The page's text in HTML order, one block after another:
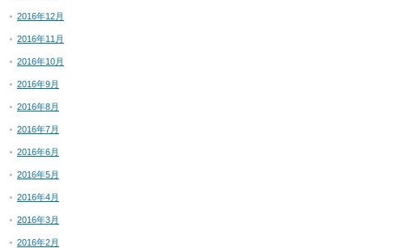
2016年12月
2016年11月
2016年10月
2016年9月
2016年8月
2016年7月
2016年6月
2016年5月
2016年4月
2016年3月
2016年2月